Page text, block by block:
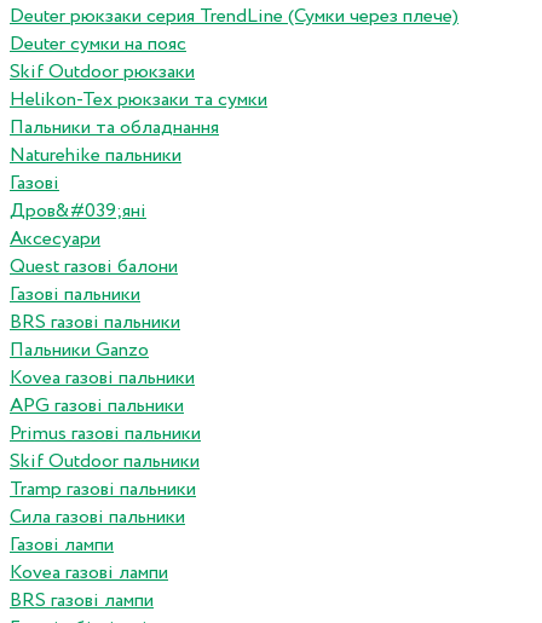
Deuter рюкзаки серия TrendLine (Сумки через плече)
Deuter сумки на пояс
Skif Outdoor рюкзаки
Helikon-Tex рюкзаки та сумки
Пальники та обладнання
Naturehike пальники
Газові
Дров&#039;яні
Аксесуари
Quest газові балони
Газові пальники
BRS газові пальники
Пальники Ganzo
Kovea газові пальники
APG газові пальники
Primus газові пальники
Skif Outdoor пальники
Tramp газові пальники
Сила газові пальники
Газові лампи
Kovea газові лампи
BRS газові лампи